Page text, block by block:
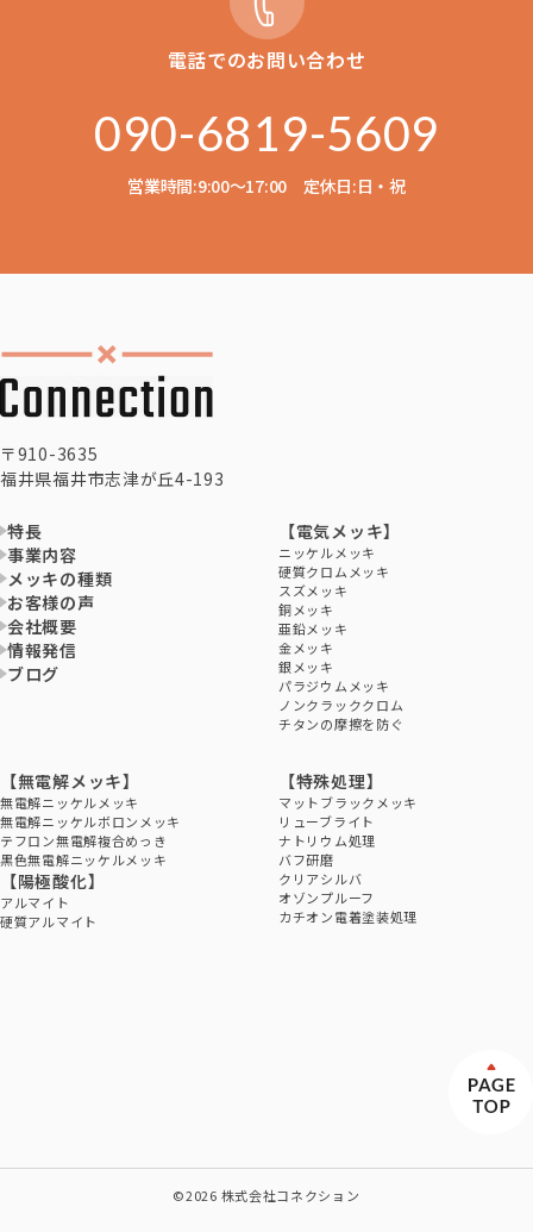
電話でのお問い合わせ
090-6819-5609
営業時間:9:00〜17:00 定休日:日・祝
〒910-3635
福井県福井市志津が丘4-193
特長
事業内容
メッキの種類
お客様の声
会社概要
情報発信
ブログ
【電気メッキ】
ニッケルメッキ
硬質クロムメッキ
スズメッキ
銅メッキ
亜鉛メッキ
金メッキ
銀メッキ
パラジウムメッキ
ノンクラッククロム
チタンの摩擦を防ぐ
【無電解メッキ】
無電解ニッケルメッキ
無電解ニッケルボロンメッキ
テフロン無電解複合めっき
黒色無電解ニッケルメッキ
【陽極酸化】
アルマイト
硬質アルマイト
【特殊処理】
マットブラックメッキ
リューブライト
ナトリウム処理
バフ研磨
クリアシルバ
オゾンプルーフ
カチオン電着塗装処理
©2026 株式会社コネクション